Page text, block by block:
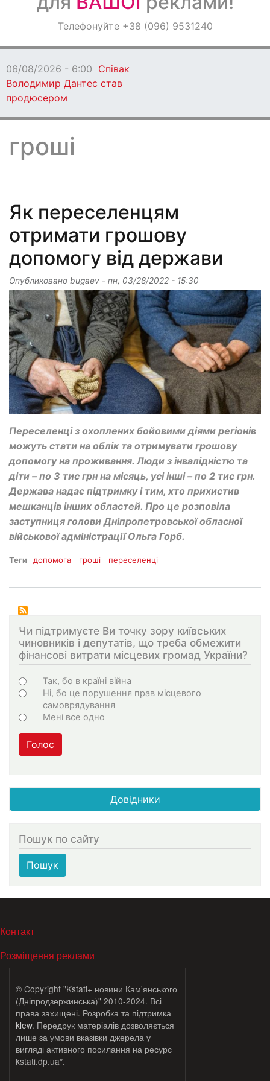
ОголошенняТелефонуйте +38 (096) 9531240
06/08/2026 - 6:00 Співак
Володимир Дантес став
продюсером
гроші
Як переселенцям
отримати грошову
допомогу від держави
Опубликовано bugaev - пн, 03/28/2022 - 15:30
Переселенці з охоплених бойовими діями регіонів
можуть стати на облік та отримувати грошову
допомогу на проживання. Люди з інвалідністю та
діти – по 3 тис грн на місяць, усі інші – по 2 тис грн.
Держава надає підтримку і тим, хто прихистив
мешканців інших областей. Про це розповіла
заступниця голови Дніпропетровської обласної
військової адміністрації Ольга Горб.
Теги допомога гроші переселенці
Чи підтримуєте Ви точку зору київських
чиновників і депутатів, що треба обмежити
фінансові витрати місцевих громад України?
Choices
Так, бо в країні війна
Ні, бо це порушення прав місцевого
самоврядування
Мені все одно
Голос
Довідники
Пошук по сайту
Пошук
МЕНЮ В ПОДВАЛЕ
Контакт
Розміщення реклами
© Copyright "Kstati+ новини Кам'янського
(Дніпродзержинська)" 2010-2024. Всі
права захищені. Розробка та підтримка
klew. Передрук матеріалів дозволяється
лише за умови вказівки джерела у
вигляді активного посилання на ресурс
kstati.dp.ua*.